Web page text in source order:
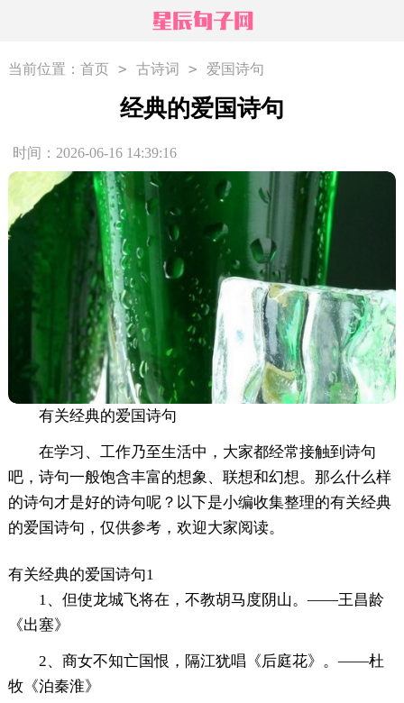
当前位置： 首页 > 古诗词 > 爱国诗句
经典的爱国诗句
时间：2026-06-16 14:39:16
有关经典的爱国诗句
在学习、工作乃至生活中，大家都经常接触到诗句
吧，诗句一般饱含丰富的想象、联想和幻想。那么什么样
的诗句才是好的诗句呢？以下是小编收集整理的有关经典
的爱国诗句，仅供参考，欢迎大家阅读。
有关经典的爱国诗句1
1、但使龙城飞将在，不教胡马度阴山。——王昌龄
《出塞》
2、商女不知亡国恨，隔江犹唱《后庭花》。——杜
牧《泊秦淮》